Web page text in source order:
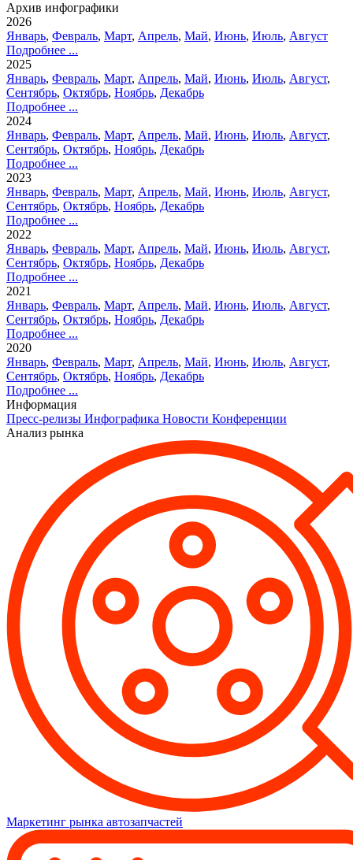
Архив инфографики
2026
Январь, Февраль, Март, Апрель, Май, Июнь, Июль, Август
Подробнее ...
2025
Январь, Февраль, Март, Апрель, Май, Июнь, Июль, Август,
Сентябрь, Октябрь, Ноябрь, Декабрь
Подробнее ...
2024
Январь, Февраль, Март, Апрель, Май, Июнь, Июль, Август,
Сентябрь, Октябрь, Ноябрь, Декабрь
Подробнее ...
2023
Январь, Февраль, Март, Апрель, Май, Июнь, Июль, Август,
Сентябрь, Октябрь, Ноябрь, Декабрь
Подробнее ...
2022
Январь, Февраль, Март, Апрель, Май, Июнь, Июль, Август,
Сентябрь, Октябрь, Ноябрь, Декабрь
Подробнее ...
2021
Январь, Февраль, Март, Апрель, Май, Июнь, Июль, Август,
Сентябрь, Октябрь, Ноябрь, Декабрь
Подробнее ...
2020
Январь, Февраль, Март, Апрель, Май, Июнь, Июль, Август,
Сентябрь, Октябрь, Ноябрь, Декабрь
Подробнее ...
Информация
Пресс-релизы Инфографика Новости Конференции
Анализ рынка
Маркетинг рынка автозапчастей